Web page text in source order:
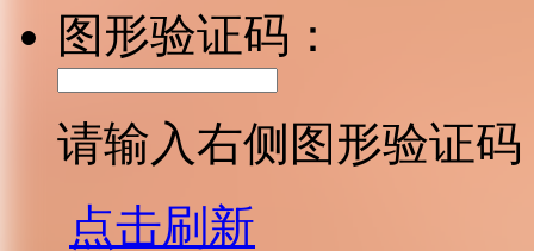
图形验证码：
请输入右侧图形验证码
点击刷新